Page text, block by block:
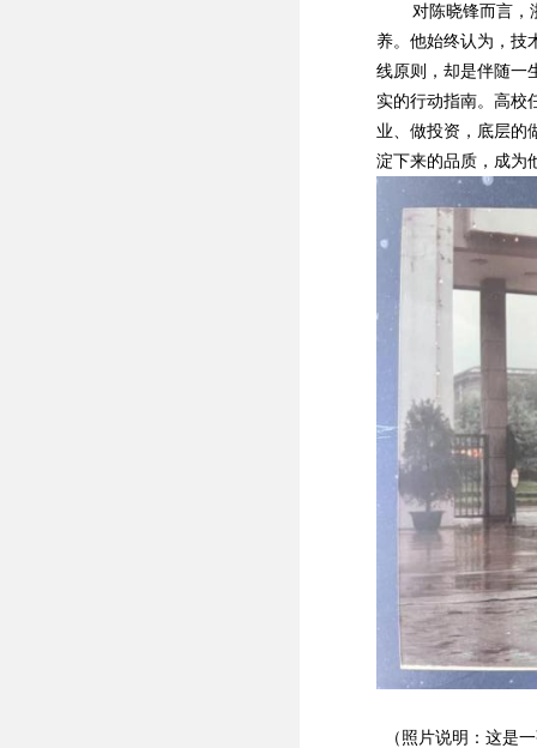
对陈晓锋而言，
养。他始终认为，技
线原则，却是伴随一
实的行动指南。高校
业、做投资，底层的
淀下来的品质，成为
（照片说明：这是